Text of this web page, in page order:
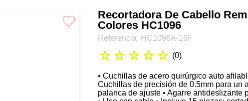
Recortadora De Cabello
Colores HC1096
Referencia: HC1096A-16F
☆☆☆☆☆ (0)
• Cuchillas de acero quirúrgico auto
Cuchillas de precisión de 0.5mm para un
palanca de ajuste ​• Agarre antideslizante